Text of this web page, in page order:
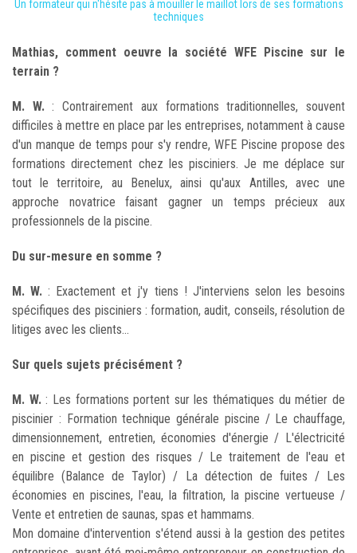
Un formateur qui n'hésite pas à mouiller le maillot lors de ses formations
techniques
Mathias, comment oeuvre la société WFE Piscine sur le
terrain ?
M. W.: Contrairement aux formations traditionnelles, souvent
difficiles à mettre en place par les entreprises, notamment à cause
d'un manque de temps pour s'y rendre, WFE Piscine propose des
formations directement chez les pisciniers. Je me déplace sur
tout le territoire, au Benelux, ainsi qu'aux Antilles, avec une
approche novatrice faisant gagner un temps précieux aux
professionnels de la piscine.
Du sur-mesure en somme ?
M. W. : Exactement et j'y tiens ! J'interviens selon les besoins
spécifiques des pisciniers : formation, audit, conseils, résolution de
litiges avec les clients...
Sur quels sujets précisément ?
M. W.: Les formations portent sur les thématiques du métier de
piscinier : Formation technique générale piscine / Le chauffage,
dimensionnement, entretien, économies d'énergie / L'électricité
en piscine et gestion des risques / Le traitement de l'eau et
équilibre (Balance de Taylor) / La détection de fuites / Les
économies en piscines, l'eau, la filtration, la piscine vertueuse /
Vente et entretien de saunas, spas et hammams.
Mon domaine d'intervention s'étend aussi à la gestion des petites